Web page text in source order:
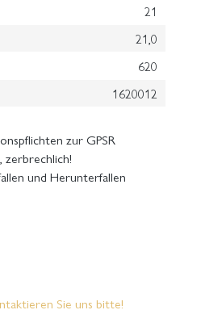
21
21,0
620
1620012
zur GPSR
zerbrechlich!
und Herunterfallen
Sie uns bitte!